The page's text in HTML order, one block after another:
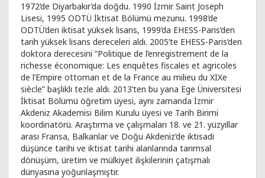
1972’de Diyarbakır’da doğdu. 1990 İzmir Saint Joseph
Lisesi, 1995 ODTÜ İktisat Bölümü mezunu. 1998’de
ODTÜ’den iktisat yüksek lisans, 1999’da EHESS-Paris’den
tarih yüksek lisans dereceleri aldı. 2005’te EHESS-Paris’den
doktora derecesini “Politique de l’enregistrement de la
richesse économique: Les enquêtes fiscales et agricoles
de l’Empire ottoman et de la France au milieu du XIXe
siècle” başlıklı tezle aldı. 2013’ten bu yana Ege Üniversitesi
İktisat Bölümü öğretim üyesi, aynı zamanda İzmir
Akdeniz Akademisi Bilim Kurulu üyesi ve Tarih Birimi
koordinatörü. Araştırma ve çalışmaları 18. ve 21. yüzyıllar
arası Fransa, Balkanlar ve Doğu Akdeniz’de iktisadi
düşünce tarihi ve iktisat tarihi alanlarında tarımsal
dönüşüm, üretim ve mülkiyet ilişkilerinin çatışmalı
dünyasına yoğunlaşmıştır.